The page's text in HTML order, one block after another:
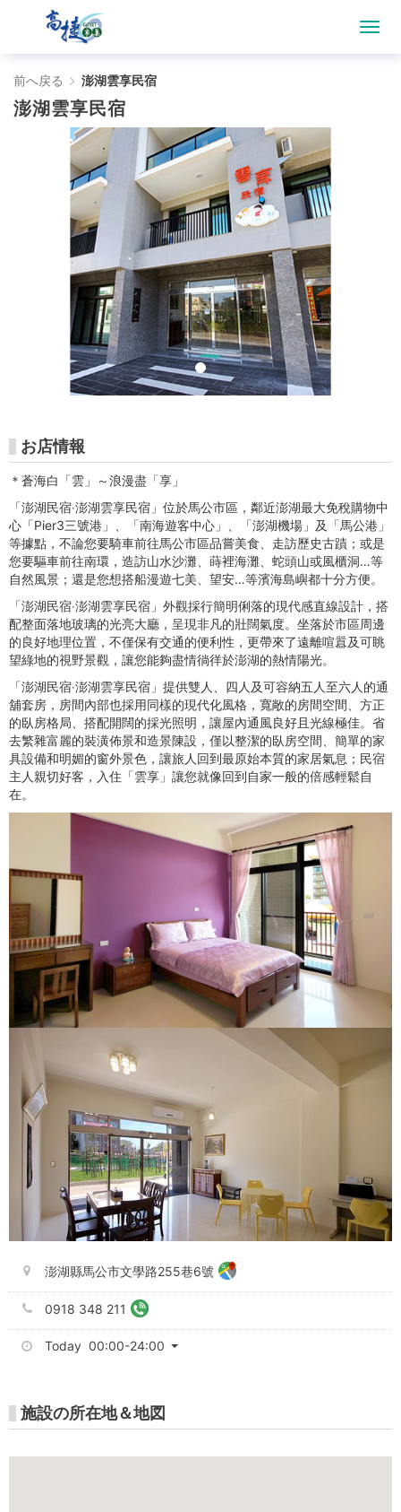
澎
湖
Gojet
krtco
雄
好
玩
卡-
高
捷
市
集
前へ戻る 澎湖雲享民宿
澎湖雲享民宿
お店情報
＊蒼海白「雲」～浪漫盡「享」
「澎湖民宿‧澎湖雲享民宿」位於馬公市區，鄰近澎湖最大免稅購物中
心「Pier3三號港」、「南海遊客中心」、「澎湖機場」及「馬公港」
等據點，不論您要騎車前往馬公市區品嘗美食、走訪歷史古蹟；或是
您要驅車前往南環，造訪山水沙灘、蒔裡海灘、蛇頭山或風櫃洞…等
自然風景；還是您想搭船漫遊七美、望安…等濱海島嶼都十分方便。
「澎湖民宿‧澎湖雲享民宿」外觀採行簡明俐落的現代感直線設計，搭
配整面落地玻璃的光亮大廳，呈現非凡的壯闊氣度。坐落於市區周邊
的良好地理位置，不僅保有交通的便利性，更帶來了遠離喧囂及可眺
望綠地的視野景觀，讓您能夠盡情徜徉於澎湖的熱情陽光。
「澎湖民宿‧澎湖雲享民宿」提供雙人、四人及可容納五人至六人的通
舖套房，房間內部也採用同樣的現代化風格，寬敞的房間空間、方正
的臥房格局、搭配開闊的採光照明，讓屋內通風良好且光線極佳。省
去繁雜富麗的裝潢佈景和造景陳設，僅以整潔的臥房空間、簡單的家
具設備和明媚的窗外景色，讓旅人回到最原始本質的家居氣息；民宿
主人親切好客，入住「雲享」讓您就像回到自家一般的倍感輕鬆自
在。
澎湖縣馬公市文學路255巷6號
0918 348 211
Today 00:00-24:00
施設の所在地＆地図